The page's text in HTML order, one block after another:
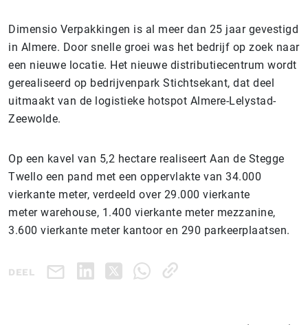
Dimensio Verpakkingen is al meer dan 25 jaar gevestigd
in Almere. Door snelle groei was het bedrijf op zoek naar
een nieuwe locatie. Het nieuwe distributiecentrum wordt
gerealiseerd op bedrijvenpark Stichtsekant, dat deel
uitmaakt van de logistieke hotspot Almere-Lelystad-
Zeewolde.
Op een kavel van 5,2 hectare realiseert Aan de Stegge
Twello een pand met een oppervlakte van 34.000
vierkante meter, verdeeld over 29.000 vierkante
meter warehouse, 1.400 vierkante meter mezzanine,
3.600 vierkante meter kantoor en 290 parkeerplaatsen.
DEEL